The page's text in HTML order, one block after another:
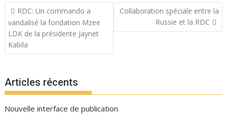
Navigation
de
l’article
RDC: Un commando a
vandalisé la fondation Mzee
LDK de la présidente Jaynet
Kabila
Collaboration spéciale entre la
Russie et la RDC
Articles récents
Nouvelle interface de publication